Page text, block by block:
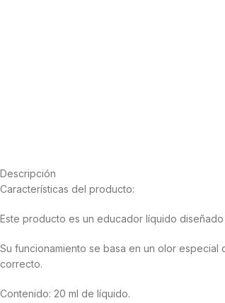
Descripción
Características del producto:
Este producto es un educador líquido
Su funcionamiento se basa en un olor
correcto.
Contenido: 20 ml de líquido.